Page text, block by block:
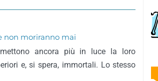
non moriranno mai
ancora più in luce la loro
e, si spera, immortali. Lo stesso